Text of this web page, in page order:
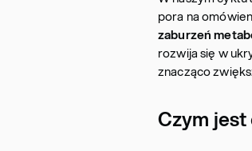
pora na
zaburzeń
rozwija się w
znacząco
Czym